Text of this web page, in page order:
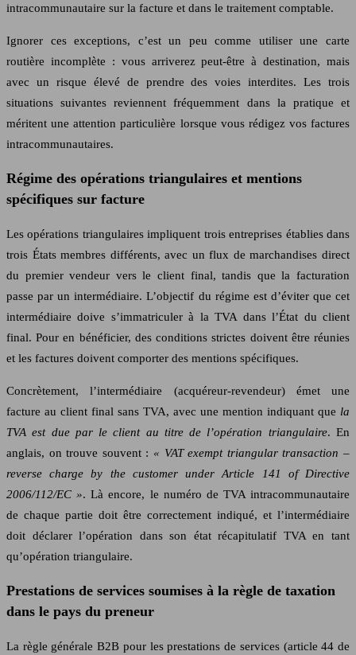
intracommunautaire sur la facture et dans le traitement comptable.
Ignorer ces exceptions, c’est un peu comme utiliser une carte
routière incomplète : vous arriverez peut‑être à destination, mais
avec un risque élevé de prendre des voies interdites. Les trois
situations suivantes reviennent fréquemment dans la pratique et
méritent une attention particulière lorsque vous rédigez vos factures
intracommunautaires.
Régime des opérations triangulaires et mentions
spécifiques sur facture
Les opérations triangulaires impliquent trois entreprises établies dans
trois États membres différents, avec un flux de marchandises direct
du premier vendeur vers le client final, tandis que la facturation
passe par un intermédiaire. L’objectif du régime est d’éviter que cet
intermédiaire doive s’immatriculer à la TVA dans l’État du client
final. Pour en bénéficier, des conditions strictes doivent être réunies
et les factures doivent comporter des mentions spécifiques.
Concrètement, l’intermédiaire (acquéreur‑revendeur) émet une
facture au client final sans TVA, avec une mention indiquant que la
TVA est due par le client au titre de l’opération triangulaire. En
anglais, on trouve souvent : « VAT exempt triangular transaction –
reverse charge by the customer under Article 141 of Directive
2006/112/EC ». Là encore, le numéro de TVA intracommunautaire
de chaque partie doit être correctement indiqué, et l’intermédiaire
doit déclarer l’opération dans son état récapitulatif TVA en tant
qu’opération triangulaire.
Prestations de services soumises à la règle de taxation
dans le pays du preneur
La règle générale B2B pour les prestations de services (article 44 de